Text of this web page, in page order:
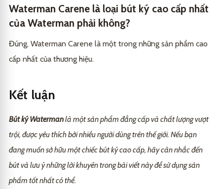
Waterman Carene là loại bút ký cao cấp nhất
của Waterman phải không?
Đúng, Waterman Carene là một trong những sản phẩm cao
cấp nhất của thương hiệu.
Kết luận
Bút ký Watermanlà một sản phẩm đẳng cấp và chất lượng vượt
trội, được yêu thích bởi nhiều người dùng trên thế giới. Nếu bạn
đang muốn sở hữu một chiếc bút ký cao cấp, hãy cân nhắc đến
bút và lưu ý những lời khuyên trong bài viết này để sử dụng sản
phẩm tốt nhất có thể.